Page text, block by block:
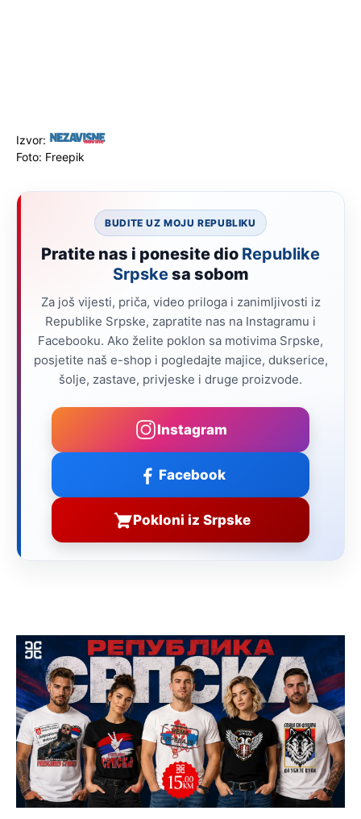
Izvor:
Foto: Freepik
BUDITE UZ MOJU REPUBLIKU
Pratite nas i ponesite dio Republike
Srpskesa sobom
Za još vijesti, priča, video priloga i zanimljivosti iz
Republike Srpske, zapratite nas na Instagramu i
Facebooku. Ako želite poklon sa motivima Srpske,
posjetite naš e-shop i pogledajte majice, dukserice,
šolje, zastave, privjeske i druge proizvode.
Instagram
Facebook
Pokloni iz Srpske